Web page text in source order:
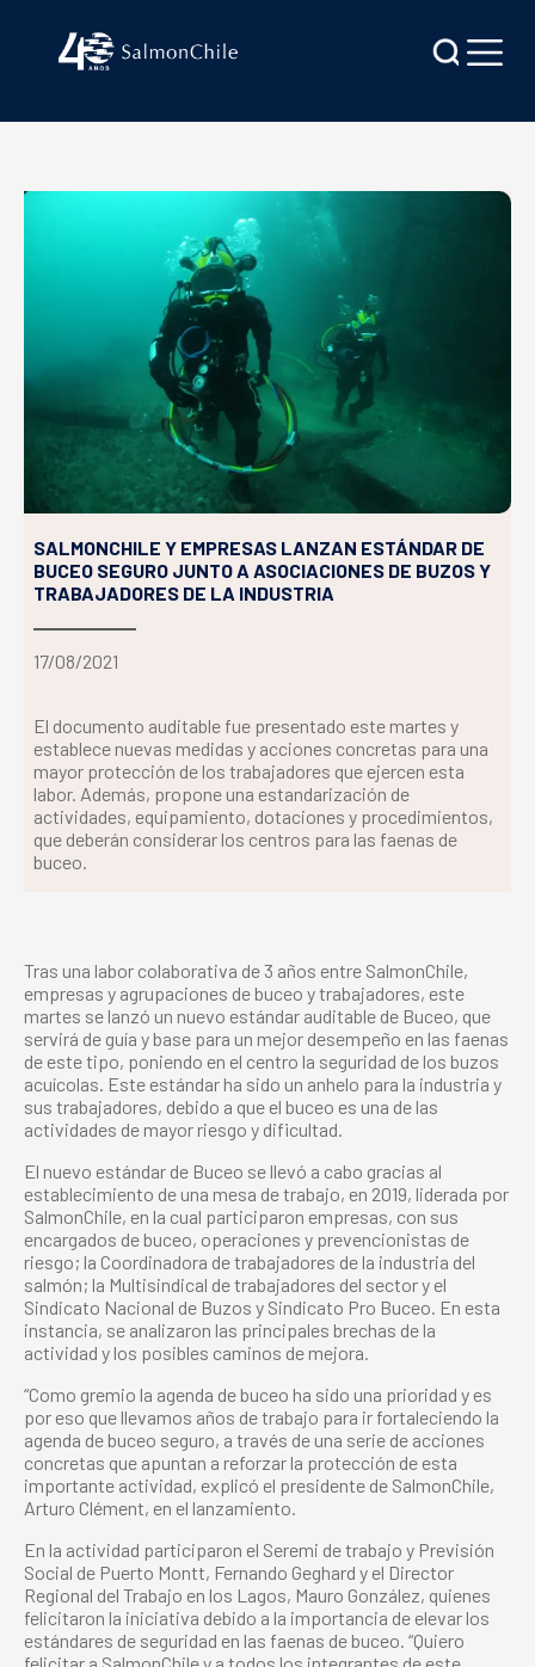
SALMONCHILE Y EMPRESAS LANZAN ESTÁNDAR DE
BUCEO SEGURO JUNTO A ASOCIACIONES DE BUZOS Y
TRABAJADORES DE LA INDUSTRIA
17/08/2021
El documento auditable fue presentado este martes y
establece nuevas medidas y acciones concretas para una
mayor protección de los trabajadores que ejercen esta
labor. Además, propone una estandarización de
actividades, equipamiento, dotaciones y procedimientos,
que deberán considerar los centros para las faenas de
buceo.
Tras una labor colaborativa de 3 años entre SalmonChile,
empresas y agrupaciones de buceo y trabajadores, este
martes se lanzó un nuevo estándar auditable de Buceo, que
servirá de guía y base para un mejor desempeño en las faenas
de este tipo, poniendo en el centro la seguridad de los buzos
acuícolas. Este estándar ha sido un anhelo para la industria y
sus trabajadores, debido a que el buceo es una de las
actividades de mayor riesgo y dificultad.
El nuevo estándar de Buceo se llevó a cabo gracias al
establecimiento de una mesa de trabajo, en 2019, liderada por
SalmonChile, en la cual participaron empresas, con sus
encargados de buceo, operaciones y prevencionistas de
riesgo; la Coordinadora de trabajadores de la industria del
salmón; la Multisindical de trabajadores del sector y el
Sindicato Nacional de Buzos y Sindicato Pro Buceo. En esta
instancia, se analizaron las principales brechas de la
actividad y los posibles caminos de mejora.
“Como gremio la agenda de buceo ha sido una prioridad y es
por eso que llevamos años de trabajo para ir fortaleciendo la
agenda de buceo seguro, a través de una serie de acciones
concretas que apuntan a reforzar la protección de esta
importante actividad, explicó el presidente de SalmonChile,
Arturo Clément, en el lanzamiento.
En la actividad participaron el Seremi de trabajo y Previsión
Social de Puerto Montt, Fernando Geghard y el Director
Regional del Trabajo en los Lagos, Mauro González, quienes
felicitaron la iniciativa debido a la importancia de elevar los
estándares de seguridad en las faenas de buceo. “Quiero